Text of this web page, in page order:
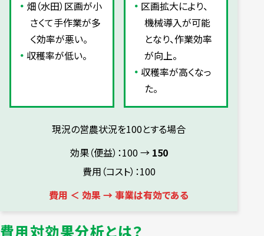
費用対効果分析とは？
畑（水田）区画が小
さくて手作業が多
く効率が悪い。
収穫率が低い。
区画拡大により、
機械導入が可能
となり、作業効率
が向上。
収穫率が高くなっ
た。
現況の営農状況を100とする場合
効果（便益）：100 → 150
費用（コスト）：100
費用 ＜ 効果 → 事業は有効である